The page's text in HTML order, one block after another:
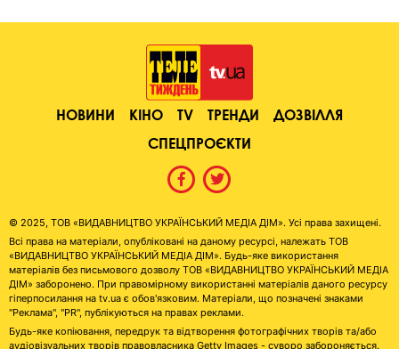
НОВИНИ КІНО TV ТРЕНДИ
ДОЗВІЛЛЯ
СПЕЦПРОЄКТИ
© 2025, ТОВ «ВИДАВНИЦТВО УКРАЇНСЬКИЙ МЕДІА ДІМ». Усі права захищені.
Всі права на матеріали, опубліковані на даному ресурсі, належать ТОВ
«ВИДАВНИЦТВО УКРАЇНСЬКИЙ МЕДІА ДІМ». Будь-яке використання
матеріалів без письмового дозволу ТОВ «ВИДАВНИЦТВО УКРАЇНСЬКИЙ МЕДІА
ДІМ» заборонено. При правомірному використанні матеріалів даного ресурсу
гіперпосилання на tv.ua є обов'язковим. Матеріали, що позначені знаками
"Реклама", "PR", публікуються на правах реклами.
Будь-яке копіювання, передрук та відтворення фотографічних творів та/або
аудіовізуальних творів правовласника Getty Images - суворо забороняється.